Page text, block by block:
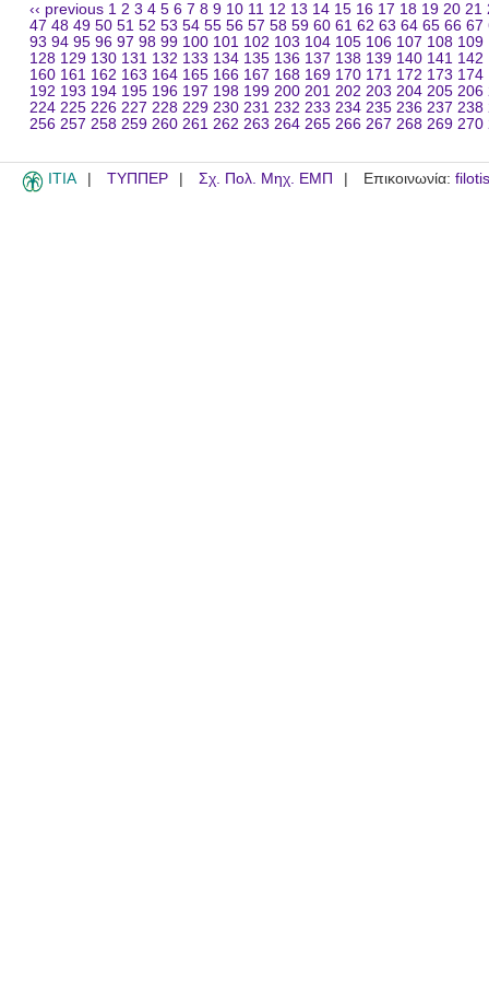
‹‹ previous 1 2 3 4 5 6 7 8 9 10 11 12 13 14 15 16 17 18 19 20 21
47 48 49 50 51 52 53 54 55 56 57 58 59 60 61 62 63 64 65 66 67
93 94 95 96 97 98 99 100 101 102 103 104 105 106 107 108 109
128 129 130 131 132 133 134 135 136 137 138 139 140 141 142
160 161 162 163 164 165 166 167 168 169 170 171 172 173 174
192 193 194 195 196 197 198 199 200 201 202 203 204 205 206
224 225 226 227 228 229 230 231 232 233 234 235 236 237 238
256 257 258 259 260 261 262 263 264 265 266 267 268 269 270
ITIA ΤΥΠΠΕΡ Σχ. Πολ. Μηχ. ΕΜΠ Επικοινωνία: